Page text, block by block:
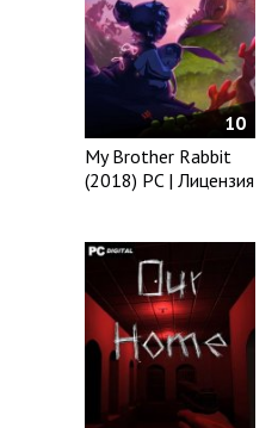
10
My Brother Rabbit
(2018) PC | Лицензия